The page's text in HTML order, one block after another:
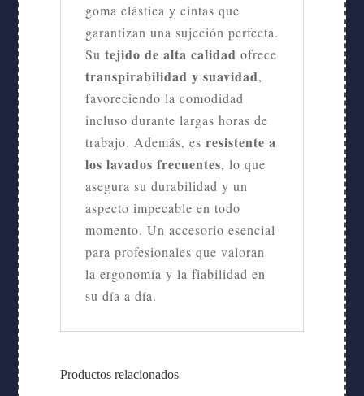
goma elástica y cintas que
garantizan una sujeción perfecta.
Su tejido de alta calidad ofrece
transpirabilidad y suavidad,
favoreciendo la comodidad
incluso durante largas horas de
trabajo. Además, es resistente a
los lavados frecuentes, lo que
asegura su durabilidad y un
aspecto impecable en todo
momento. Un accesorio esencial
para profesionales que valoran
la ergonomía y la fiabilidad en
su día a día.
Productos relacionados